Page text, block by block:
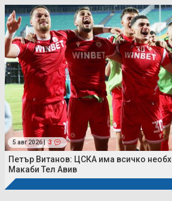
5 авг 2026 | 3
Петър Витанов: ЦСКА има всичко
Макаби Тел Авив